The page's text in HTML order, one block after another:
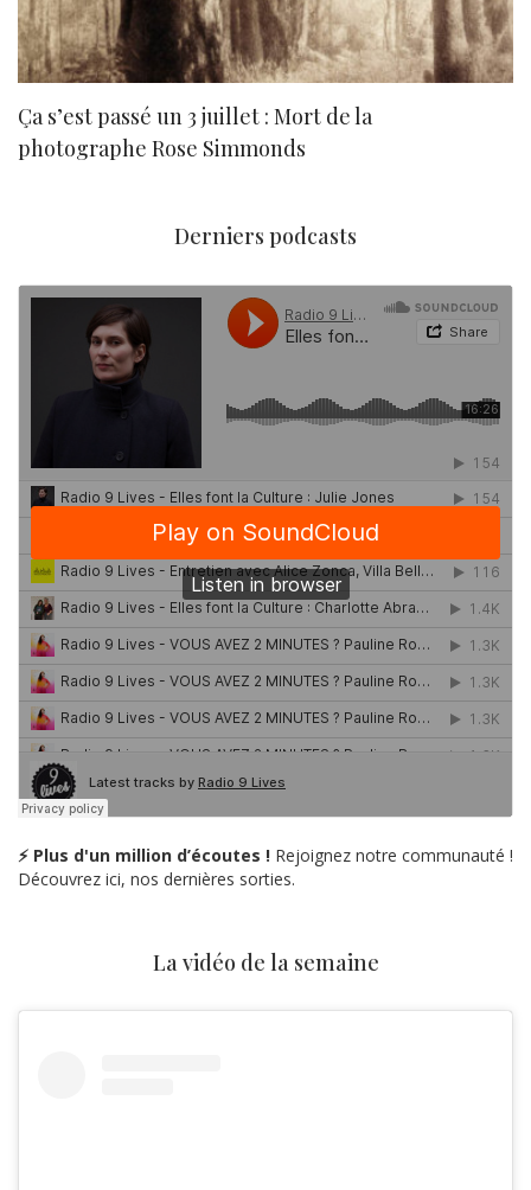
Ça s’est passé un 3 juillet : Mort de la
photographe Rose Simmonds
Derniers podcasts
⚡ Plus d'un million d’écoutes ! Rejoignez notre communauté !
Découvrez ici, nos dernières sorties.
La vidéo de la semaine